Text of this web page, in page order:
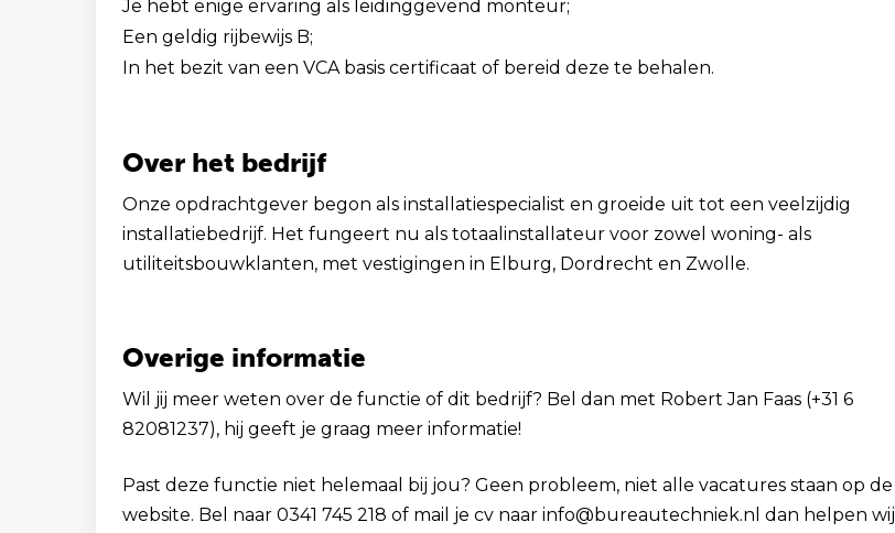
Je hebt enige ervaring als leidinggevend monteur;
Een geldig rijbewijs B;
In het bezit van een VCA basis certificaat of bereid deze te behalen.
Over het bedrijf
Onze opdrachtgever begon als installatiespecialist en groeide uit tot een veelzijdig
installatiebedrijf. Het fungeert nu als totaalinstallateur voor zowel woning- als
utiliteitsbouwklanten, met vestigingen in Elburg, Dordrecht en Zwolle.
Overige informatie
Wil jij meer weten over de functie of dit bedrijf? Bel dan met Robert Jan Faas (+31 6
82081237), hij geeft je graag meer informatie!
Past deze functie niet helemaal bij jou? Geen probleem, niet alle vacatures staan op de
website. Bel naar 0341 745 218 of mail je cv naar info@bureautechniek.nl dan helpen wij